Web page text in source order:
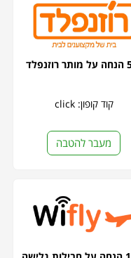
קוד קופון: click
מעבר להטבה